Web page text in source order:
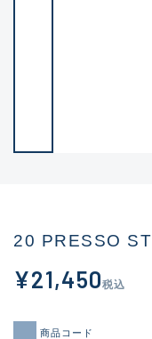
20 PRESSO ST
¥21,450税込
商品コード